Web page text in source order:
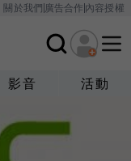
關於我們廣告合作內容授權
影音 活動